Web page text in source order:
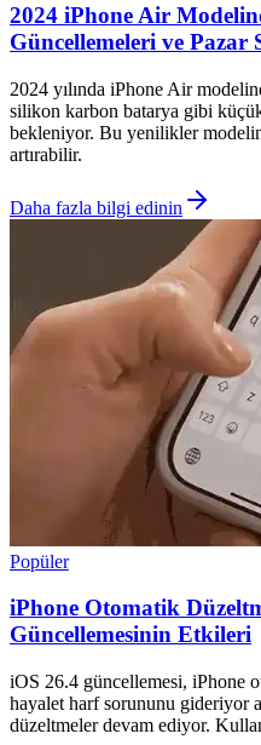
2024 iPhone Air
Güncellemeleri ve Pazar
2024 yılında iPhone Air
silikon karbon batarya gibi
bekleniyor. Bu yenilikler
artırabilir.
Daha fazla bilgi edinin
Popüler
iPhone Otomatik
Güncellemesinin Etkileri
iOS 26.4 güncellemesi, iPhone
hayalet harf sorununu gideriyor
düzeltmeler devam ediyor.